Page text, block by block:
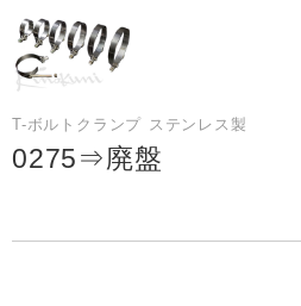
T-ボルトクランプ ステンレス製
0275⇒廃盤